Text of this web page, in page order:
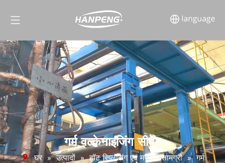
गर्म वल्केनाइजिंग सीमेंट
घर » उत्पादों » हॉट स्प्लिसिंग एवं मरम्मत सामग्री » गर्म